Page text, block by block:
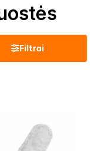
Filtrai